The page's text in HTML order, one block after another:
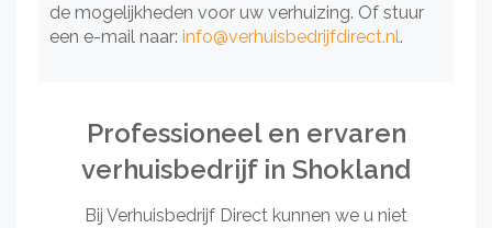
de mogelijkheden voor uw verhuizing. Of stuur
een e-mail naar: info@verhuisbedrijfdirect.nl.
Professioneel en ervaren
verhuisbedrijf in Shokland
Bij Verhuisbedrijf Direct kunnen we u niet